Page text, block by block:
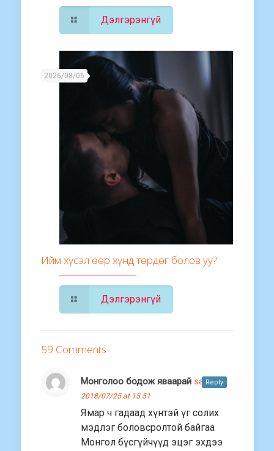
Дэлгэрэнгүй
2026/08/06
Ийм хүсэл өөр хүнд төрдөг болов уу?
Дэлгэрэнгүй
59 Comments
Монголоо бодож яваарай says:
2018/07/25 at 15:51
Ямар ч гадаад хүнтэй үг солих
мэдлэг боловсролтой байгаа
Монгол бүсгүйчүүд эцэг эхдээ
Reply